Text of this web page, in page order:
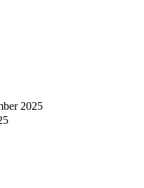
2025